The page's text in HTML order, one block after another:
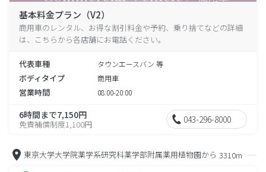
基本料金プラン（V2）
商用車のレンタル、お得な割引料金や予約、乗り捨てなどの詳細
は、こちらから各店舗にお電話ください。
代表車種 タウンエースバン 等
ボディタイプ 商用車
営業時間 08:00-20:00
6時間まで7,150円
免責補償制度1,100円 043-296-8000
東京大学大学院薬学系研究科薬学部附属薬用植物園から 3310m